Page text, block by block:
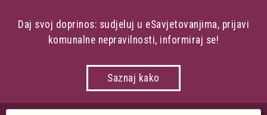
Daj svoj doprinos: sudjeluj u eSavjetovanjima, prijavi
komunalne nepravilnosti, informiraj se!
Saznaj kako